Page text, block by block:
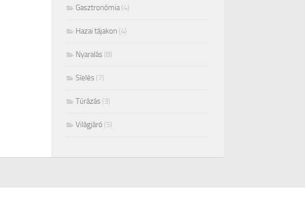
Gasztronómia(4)
Hazai tájakon (4)
Nyaralás (8)
Síelés (7)
Túrázás (3)
Világjáró (5)